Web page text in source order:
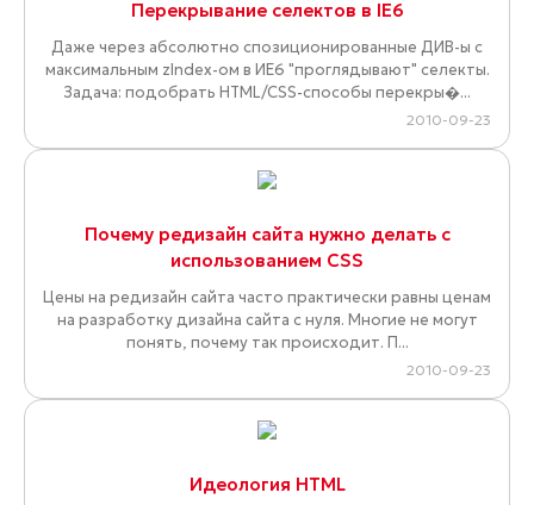
Перекрывание селектов в IE6
Даже через абсолютно спозиционированные ДИВ-ы с
максимальным zIndex-ом в ИЕ6 "проглядывают" селекты.
Задача: подобрать HTML/CSS-способы перекры�...
2010-09-23
Почему редизайн сайта нужно делать с
использованием CSS
Цены на редизайн сайта часто практически равны ценам
на разработку дизайна сайта с нуля. Многие не могут
понять, почему так происходит. П...
2010-09-23
Идеология HTML